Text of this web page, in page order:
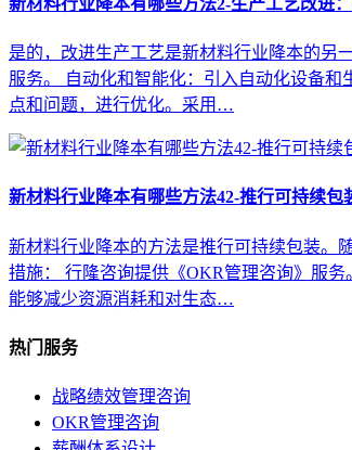
新材料行业降本有哪些方法2-生产工艺改进
是的，改进生产工艺是新材料行业降本的另
服务。 自动化和智能化：引入自动化设备
点和问题，进行优化。采用…
新材料行业降本有哪些方法42-推行可持续包
新材料行业降本的方法是推行可持续包装。
措施： 行隆咨询提供《OKR管理咨询》服
能够减少资源消耗和对生态…
热门服务
战略绩效管理咨询
OKR管理咨询